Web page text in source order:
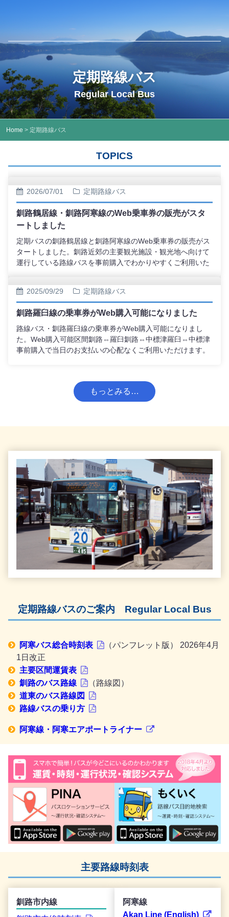
定期路線バス
Regular Local Bus
Home > 定期路線バス
TOPICS
2026/07/01 定期路線バス
釧路鶴居線・釧路阿寒線のWeb乗車券の販売がスタ
ートしました
定期バスの釧路鶴居線と釧路阿寒線のWeb乗車券の販売がス
タートしました。釧路近郊の主要観光施設・観光地へ向けて
運行している路線バスを事前購入でわかりやすくご利用いた
間のバスに乗車したら、降車時にWebチケットを乗務員へご
提示いただけるだけで、ご利用いただけます。（当日の時間
変更は自由です。それに伴うご予約変更の手続きや、弊社へ
のご連絡は必要ございません。）
2025/09/29 定期路線バス
釧路羅臼線の乗車券がWeb購入可能になりました
路線バス・釧路羅臼線の乗車券がWeb購入可能になりまし
た。Web購入可能区間釧路⇔羅臼釧路⇔中標津羅臼⇔中標津
事前購入で当日のお支払いの心配なくご利用いただけます。
もっとみる…
定期路線バスのご案内 Regular Local Bus
阿寒バス総合時刻表 （パンフレット版） 2026年4月
1日改正
主要区間運賃表
釧路のバス路線
（路線図）
道東のバス路線図
路線バスの乗り方
阿寒線・阿寒エアポートライナー
主要路線時刻表
釧路市内線
阿寒線
Akan Line (English)